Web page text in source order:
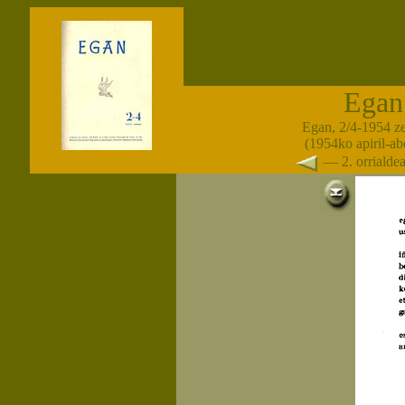
Egan
Egan, 2/4-1954
(1954ko apiril-
— 2.